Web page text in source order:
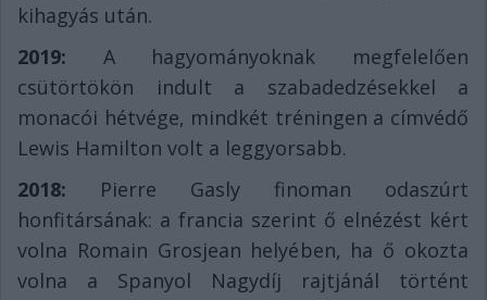
kihagyás után.
2019: A hagyományoknak megfelelően
csütörtökön indult a szabadedzésekkel a
monacói hétvége, mindkét tréningen a címvédő
Lewis Hamilton volt a leggyorsabb.
2018: Pierre Gasly finoman odaszúrt
honfitársának: a francia szerint ő elnézést kért
volna Romain Grosjean helyében, ha ő okozta
volna a Spanyol Nagydíj rajtjánál történt